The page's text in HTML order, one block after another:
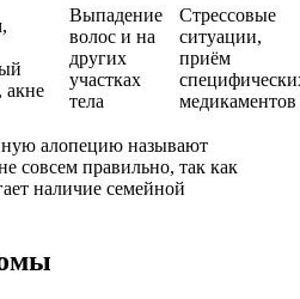
акне
Выпадение
волос и на
других
участках
тела
Стрессовые
ситуации,
приём
медикаментов
алопецию называют
совсем правильно, так как
наличие семейной